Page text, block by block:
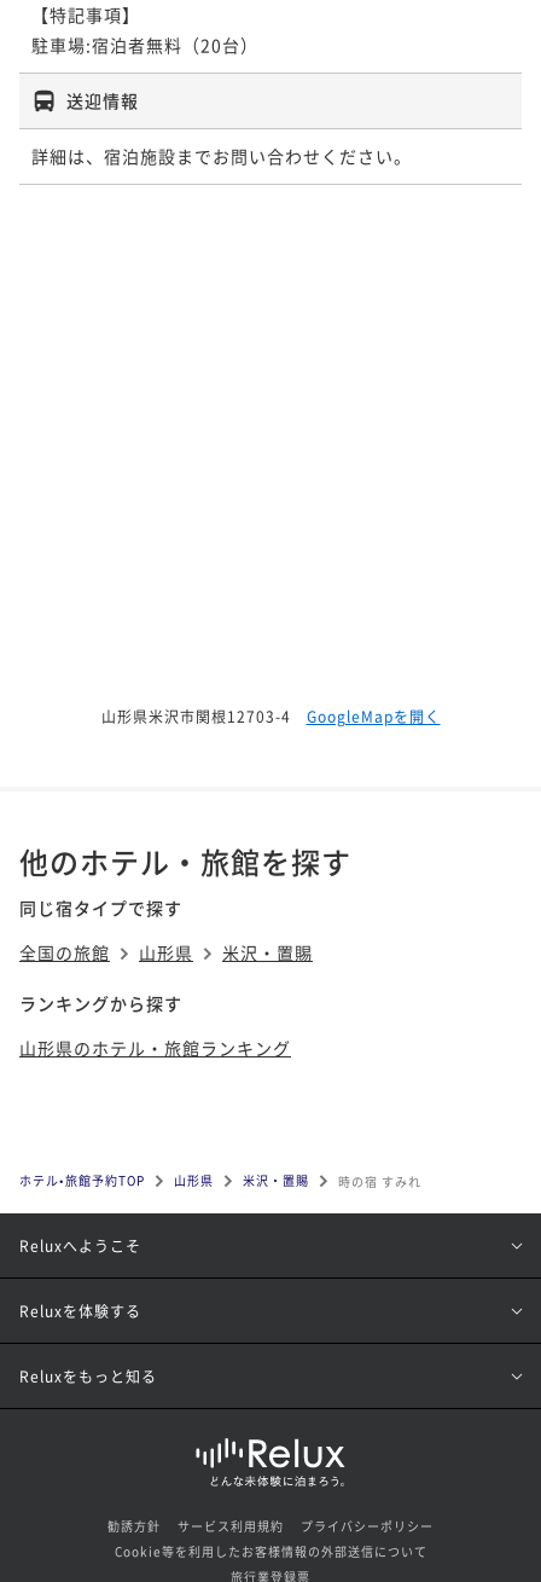
【特記事項】
駐車場:宿泊者無料（20台）
送迎情報
詳細は、宿泊施設までお問い合わせください。
山形県米沢市関根12703-4 GoogleMapを開く
他のホテル・旅館を探す
同じ宿タイプで探す
全国の旅館
山形県 米沢・置賜
ランキングから探す
山形県のホテル・旅館ランキング
ホテル•旅館予約TOP 山形県 米沢・置賜 時の宿 すみれ
Reluxへようこそ
Reluxを体験する
Reluxをもっと知る
勧誘方針 サービス利用規約
プライバシーポリシー
Cookie等を利用したお客様情報の外部送信について
旅行業登録票